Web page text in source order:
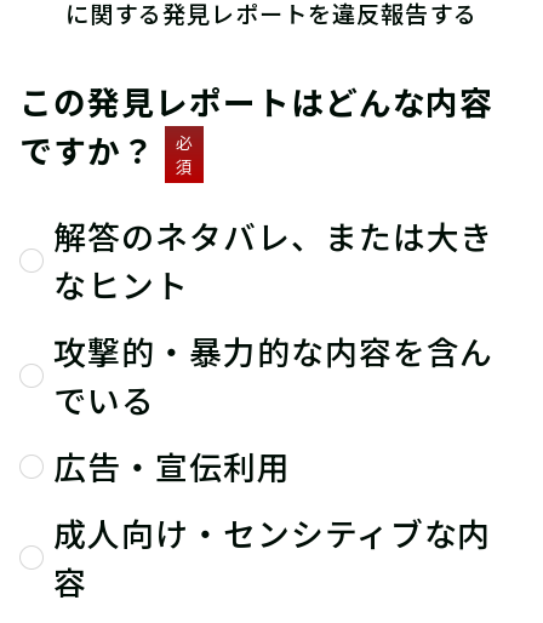
に関する発見レポートを違反報告する
この発見レポートはどんな内容
ですか？
必
須
解答のネタバレ、または大き
なヒント
攻撃的・暴力的な内容を含ん
でいる
広告・宣伝利用
成人向け・センシティブな内
容